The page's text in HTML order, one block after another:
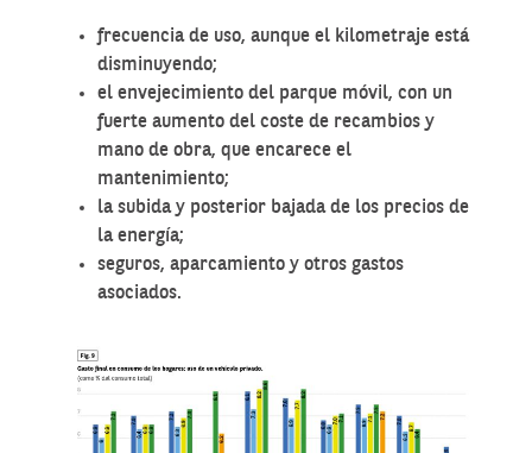
frecuencia de uso, aunque el kilometraje está
disminuyendo;
el envejecimiento del parque móvil, con un
fuerte aumento del coste de recambios y
mano de obra, que encarece el
mantenimiento;
la subida y posterior bajada de los precios de
la energía;
seguros, aparcamiento y otros gastos
asociados.